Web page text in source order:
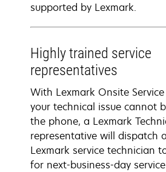
supported by Lexmark.
Highly trained service
representatives
With Lexmark Onsite
your technical issue cannot
the phone, a Lexmark
representative will dispatch
Lexmark service technician
for next-business-day